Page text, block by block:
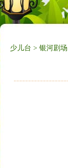
少儿台 > 银河剧场